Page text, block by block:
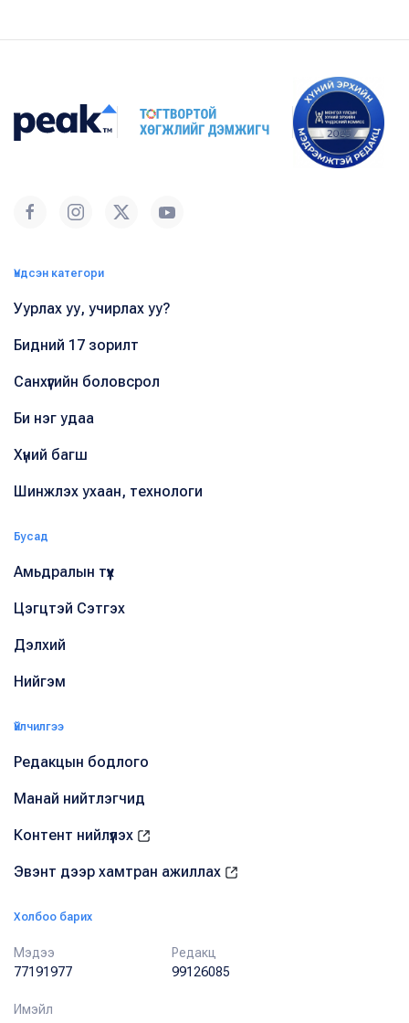
Үндсэн категори
Уурлах уу, учирлах уу?
Бидний 17 зорилт
Санхүүгийн боловсрол
Би нэг удаа
Хүний багш
Шинжлэх ухаан, технологи
Бусад
Амьдралын түүх
Цэгцтэй Сэтгэх
Дэлхий
Нийгэм
Үйлчилгээ
Редакцын бодлого
Манай нийтлэгчид
Контент нийлүүлэх
Эвэнт дээр хамтран ажиллах
Холбоо барих
Мэдээ
77191977
Редакц
99126085
Имэйл